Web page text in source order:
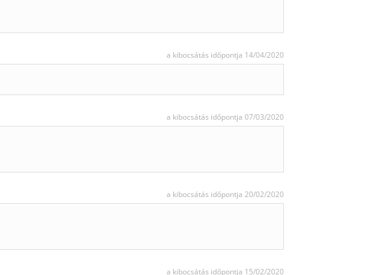
a kibocsátás időpontja 14/04/2020
a kibocsátás időpontja 07/03/2020
a kibocsátás időpontja 20/02/2020
a kibocsátás időpontja 15/02/2020